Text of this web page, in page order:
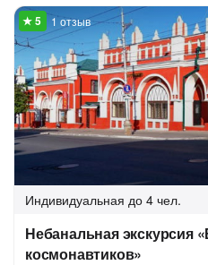
1 отзыв
Индивидуальная до 4 чел.
Небанальная экскурсия
космонавтиков»